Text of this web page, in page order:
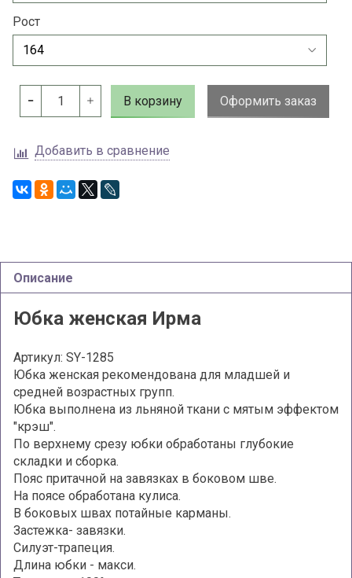
Рост
В корзину Оформить заказ
Добавить в сравнение
Описание
Юбка женская Ирма
Артикул: SY-1285
Юбка женская рекомендована для младшей и
средней возрастных групп.
Юбка выполнена из льняной ткани с мятым эффектом
"крэш".
По верхнему срезу юбки обработаны глубокие
складки и сборка.
Пояс притачной на завязках в боковом шве.
На поясе обработана кулиса.
В боковых швах потайные карманы.
Застежка- завязки.
Силуэт-трапеция.
Длина юбки - макси.